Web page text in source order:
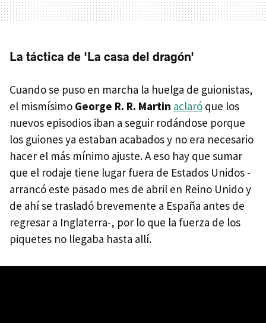
La táctica de 'La casa del dragón'
Cuando se puso en marcha la huelga de guionistas,
el mismísimo George R. R. Martin aclaró que los
nuevos episodios iban a seguir rodándose porque
los guiones ya estaban acabados y no era necesario
hacer el más mínimo ajuste. A eso hay que sumar
que el rodaje tiene lugar fuera de Estados Unidos -
arrancó este pasado mes de abril en Reino Unido y
de ahí se trasladó brevemente a España antes de
regresar a Inglaterra-, por lo que la fuerza de los
piquetes no llegaba hasta allí.